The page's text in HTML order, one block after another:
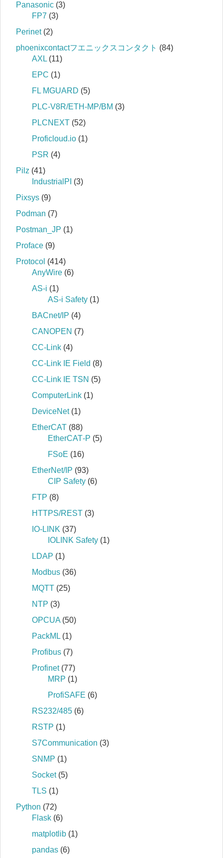
Panasonic (3)
FP7 (3)
Perinet(2)
phoenixcontactフエニックスコンタクト (84)
AXL (11)
EPC (1)
FL MGUARD (5)
PLC-V8R/ETH-MP/BM (3)
PLCNEXT (52)
Proficloud.io (1)
PSR (4)
Pilz (41)
IndustrialPI (3)
Pixsys (9)
Podman (7)
Postman_JP (1)
Proface (9)
Protocol (414)
AnyWire (6)
AS-i (1)
AS-i Safety (1)
BACnet/IP (4)
CANOPEN (7)
CC-Link (4)
CC-Link IE Field (8)
CC-Link IE TSN (5)
ComputerLink (1)
DeviceNet(1)
EtherCAT (88)
EtherCAT‐P (5)
FSoE (16)
EtherNet/IP (93)
CIP Safety (6)
FTP (8)
HTTPS/REST (3)
IO-LINK (37)
IOLINK Safety (1)
LDAP (1)
Modbus (36)
MQTT (25)
NTP (3)
OPCUA (50)
PackML (1)
Profibus (7)
Profinet(77)
MRP (1)
ProfiSAFE (6)
RS232/485 (6)
RSTP (1)
S7Communication (3)
SNMP (1)
Socket(5)
TLS (1)
Python (72)
Flask (6)
matplotlib (1)
pandas (6)